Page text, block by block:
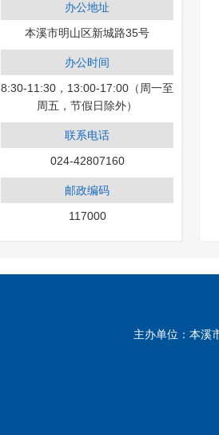
办公地址
本溪市明山区新城路35号
办公时间
8:30-11:30，13:00-17:00（周一至
周五，节假日除外）
联系电话
024-42807160
邮政编码
117000
主办单位：本溪